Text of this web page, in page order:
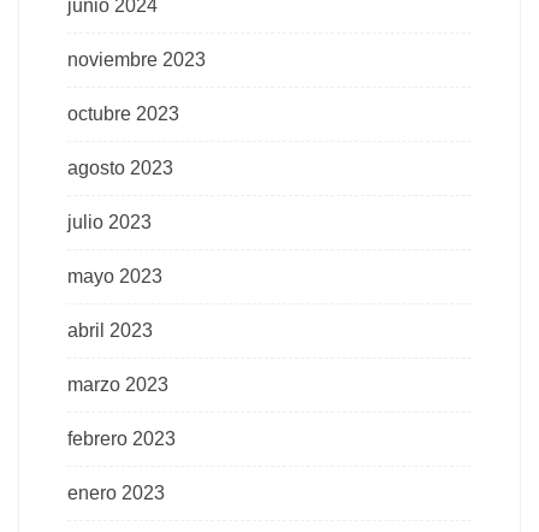
junio 2024
noviembre 2023
octubre 2023
agosto 2023
julio 2023
mayo 2023
abril 2023
marzo 2023
febrero 2023
enero 2023